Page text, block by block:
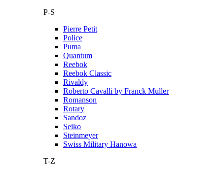
P-S
Pierre Petit
Police
Puma
Quantum
Reebok
Reebok Classic
Rivaldy
Roberto Cavalli by Franck Muller
Romanson
Rotary
Sandoz
Seiko
Steinmeyer
Swiss Military Hanowa
T-Z